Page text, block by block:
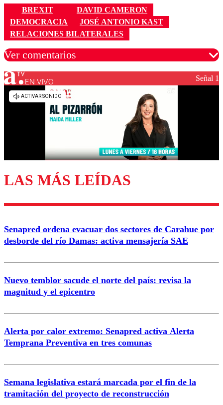
BREXIT
DAVID CAMERON
DEMOCRACIA
JOSÉ ANTONIO KAST
RELACIONES BILATERALES
Ver comentarios
Los comentarios son moderados para garantizar un
diálogo respetuoso.
Enviar comentario
EN VIVO Señal 1
LAS MÁS LEÍDAS
Senapred ordena evacuar dos sectores de Carahue por
desborde del río Damas: activa mensajería SAE
Nuevo temblor sacude el norte del país: revisa la
magnitud y el epicentro
Alerta por calor extremo: Senapred activa Alerta
Temprana Preventiva en tres comunas
Semana legislativa estará marcada por el fin de la
tramitación del proyecto de reconstrucción